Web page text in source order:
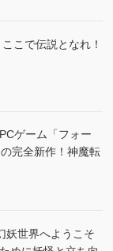
こで伝説となれ！
ゲーム「フォー
完全新作！神魔転
妖世界へようこそ